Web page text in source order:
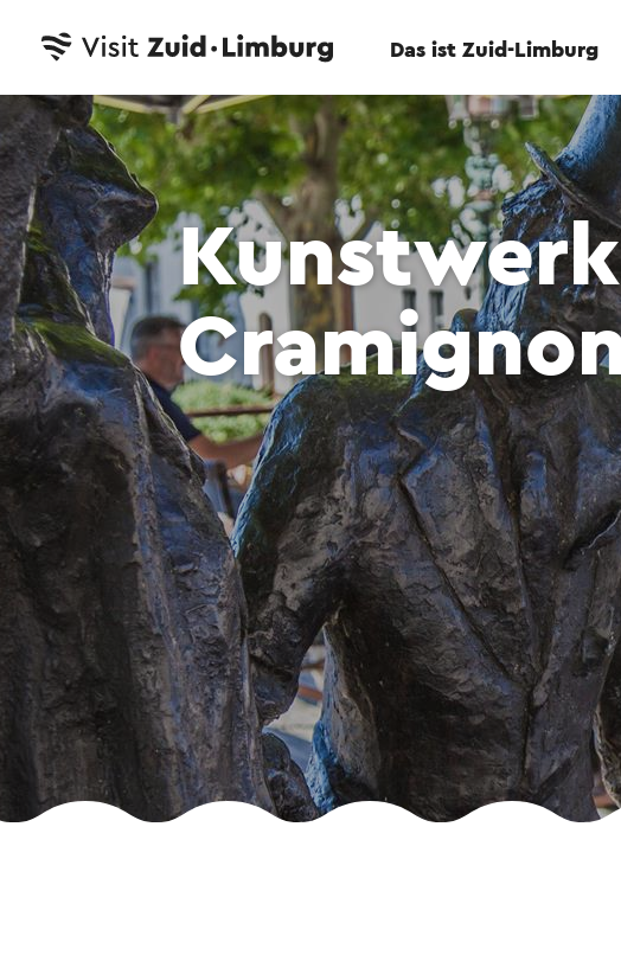
Das ist Zuid-Limburg